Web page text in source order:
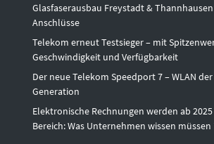
Glasfaserausbau Freystadt &
Anschlüsse
Telekom erneut Testsieger – mit
Geschwindigkeit und Verfügbarkeit
Der neue Telekom Speedport 7 – WLAN
Generation
Elektronische Rechnungen werden ab
Bereich: Was Unternehmen wissen